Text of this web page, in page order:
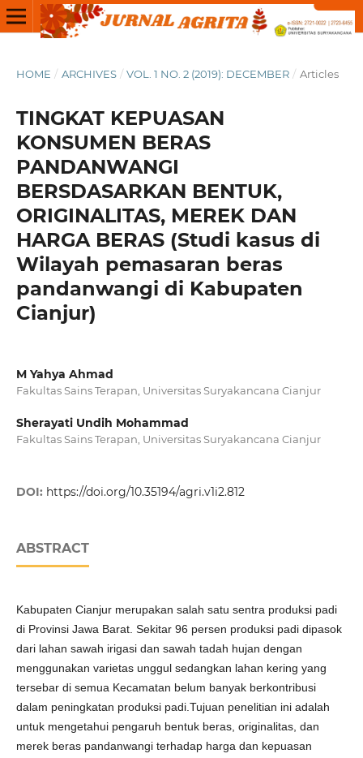
HOME / ARCHIVES / VOL. 1 NO. 2 (2019): DECEMBER / Articles
TINGKAT KEPUASAN
KONSUMEN BERAS
PANDANWANGI
BERSDASARKAN BENTUK,
ORIGINALITAS, MEREK DAN
HARGA BERAS (Studi kasus di
Wilayah pemasaran beras
pandanwangi di Kabupaten
Cianjur)
M Yahya Ahmad
Fakultas Sains Terapan, Universitas Suryakancana Cianjur
Sherayati Undih Mohammad
Fakultas Sains Terapan, Universitas Suryakancana Cianjur
DOI: https://doi.org/10.35194/agri.v1i2.812
ABSTRACT
Kabupaten Cianjur merupakan salah satu sentra produksi padi
di Provinsi Jawa Barat. Sekitar 96 persen produksi padi dipasok
dari lahan sawah irigasi dan sawah tadah hujan dengan
menggunakan varietas unggul sedangkan lahan kering yang
tersebar di semua Kecamatan belum banyak berkontribusi
dalam peningkatan produksi padi.Tujuan penelitian ini adalah
untuk mengetahui pengaruh bentuk beras, originalitas, dan
merek beras pandanwangi terhadap harga dan kepuasan